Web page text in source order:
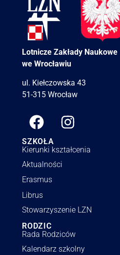
Lotnicze Zakłady Naukowe
we Wrocławiu
ul. Kiełczowska 43
51-315 Wrocław
SZKOŁA
Kierunki kształcenia
Aktualności
Erasmus
Librus
Stowarzyszenie LZN
RODZIC
Rada Rodziców
Kalendarz szkolny